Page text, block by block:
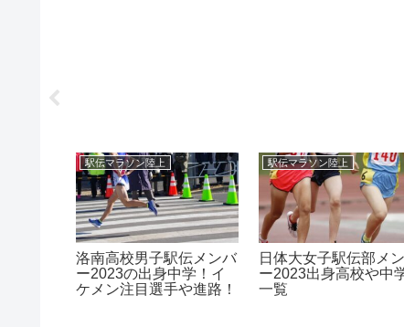
駅伝マラソン陸上
洛南高校男子駅伝メンバ
ー2023の出身中学！イ
ケメン注目選手や進路！
駅伝マラソン陸上
日体大女子駅伝部メ
ー2023出身高校や中
一覧